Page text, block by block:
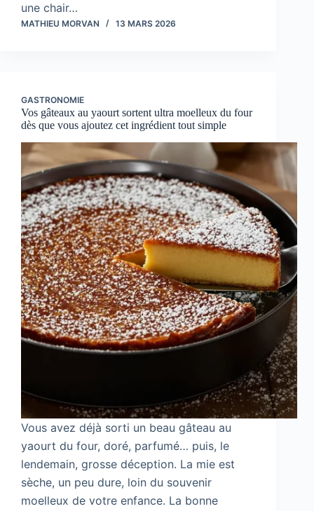
une chair…
MATHIEU MORVAN 13 MARS 2026
GASTRONOMIE
Vos gâteaux au yaourt sortent ultra moelleux du four
dès que vous ajoutez cet ingrédient tout simple
Vous avez déjà sorti un beau gâteau au
yaourt du four, doré, parfumé… puis, le
lendemain, grosse déception. La mie est
sèche, un peu dure, loin du souvenir
moelleux de votre enfance. La bonne